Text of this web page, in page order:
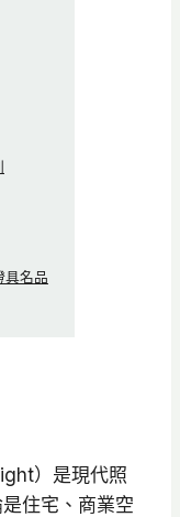
具名品
）是現代照
住宅、商業空